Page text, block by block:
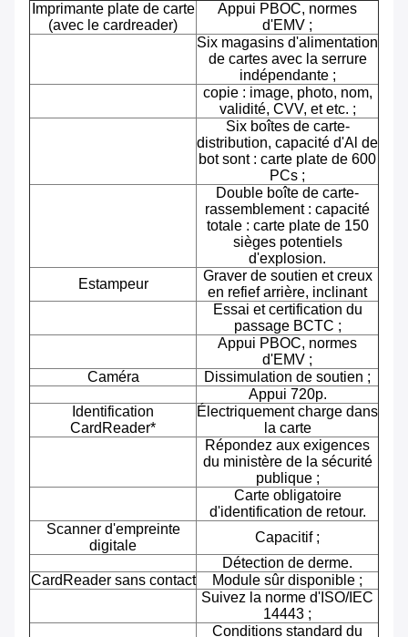
Imprimante plate de carte
(avec le cardreader)
Appui PBOC, normes
d'EMV ;
Six magasins d'alimentation
de cartes avec la serrure
indépendante ;
copie : image, photo, nom,
validité, CVV, et etc. ;
Six boîtes de carte-
distribution, capacité d'Al de
bot sont : carte plate de 600
PCs ;
Double boîte de carte-
rassemblement : capacité
totale : carte plate de 150
sièges potentiels
d'explosion.
Estampeur
Graver de soutien et creux
en refief arrière, inclinant
Essai et certification du
passage BCTC ;
Appui PBOC, normes
d'EMV ;
Caméra
Dissimulation de soutien ;
Appui 720p.
Identification
CardReader*
Électriquement charge dans
la carte
Répondez aux exigences
du ministère de la sécurité
publique ;
Carte obligatoire
d'identification de retour.
Scanner d'empreinte
digitale
Capacitif ;
Détection de derme.
CardReader sans contact
Module sûr disponible ;
Suivez la norme d'ISO/IEC
14443 ;
Conditions standard du